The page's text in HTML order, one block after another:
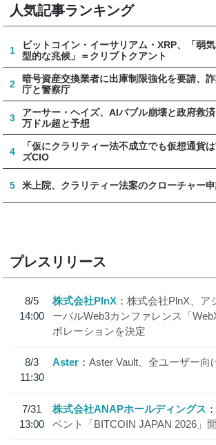
人気記事ランキング
1
ビットコイン・イーサリアム・XRP、「弱
型的な兆候」＝クリプトクアント
2
暗号資産交換業者に出庫制限強化を要請、
庁と警察庁
3
アーサー・ヘイズ、AIバブル崩壊と政府救
万ドル超と予想
4
「仮にクラリティー法不成立でも仮想通貨
ズCIO
5 米上院、クラリティー法案のクローチャー
プレスリリース
8/5
14:00
株式会社PlnX
株式会社PlnX、ア
ーバルWeb3カンファレンス「
ボレーションを決定
8/3
11:30
Aster Aster Vault、全ユーザー向
7/31
13:00
株式会社ANAPホールディングス
ベント「BITCOIN JAPAN 2026」